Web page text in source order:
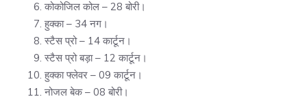
कोकोजिल कोल – 28 बोरी।
हुक्का – 34 नग।
स्टैस प्रो – 14 कार्टून।
स्टैस प्रो बड़ा – 12 कार्टून।
हुक्का फ्लेवर – 09 कार्टून।
नोजल बेक – 08 बोरी।